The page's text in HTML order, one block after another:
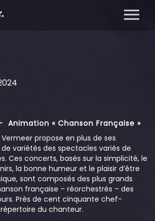
– Animation « Chanson Française »
propose en plus de ses
variétés des spectacles variés de
Ces concerts, basés sur la simplicité, le
la bonne humeur et le plaisir d’être
sont composés des plus grands
française – réorchestrés – des
Près de cent cinquante chef-
du chanteur.